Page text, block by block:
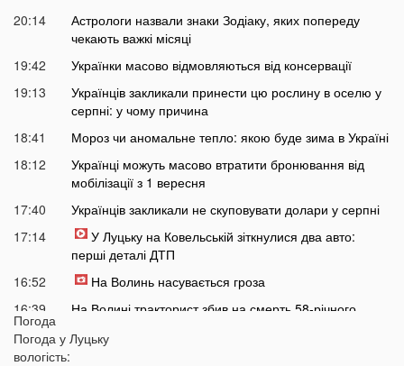
20:14
Астрологи назвали знаки Зодіаку, яких попереду
чекають важкі місяці
19:42
Українки масово відмовляються від консервації
19:13
Українців закликали принести цю рослину в оселю у
серпні: у чому причина
18:41
Мороз чи аномальне тепло: якою буде зима в Україні
18:12
Українці можуть масово втратити бронювання від
мобілізації з 1 вересня
17:40
Українців закликали не скуповувати долари у серпні
17:14
У Луцьку на Ковельській зіткнулися два авто:
перші деталі ДТП
16:52
На Волинь насувається гроза
16:39
На Волині тракторист збив на смерть 58-річного
16:10
Погода
Погода у Луцьку
вологість: